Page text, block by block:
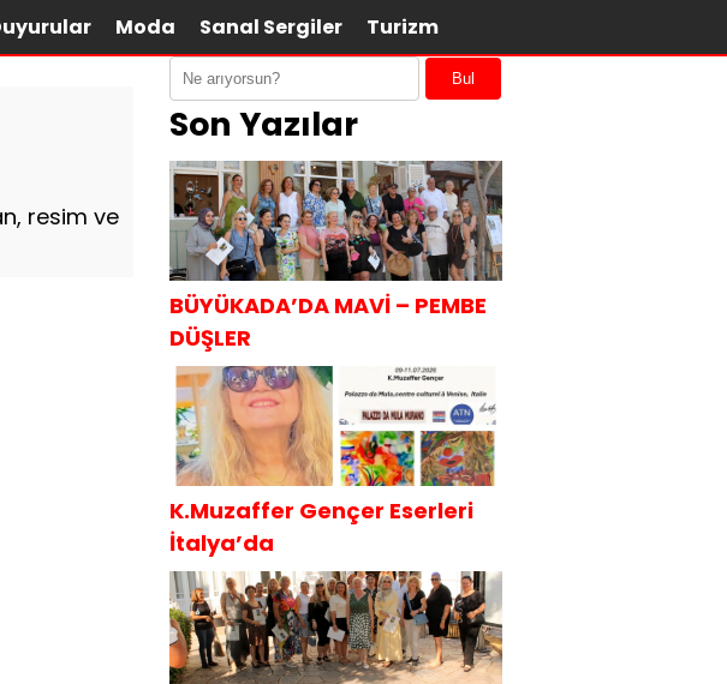
Moda Sanal Sergiler Turizm
resim ve
Bul
Son Yazılar
BÜYÜKADA’DA MAVİ – PEMBE
DÜŞLER
K.Muzaffer Gençer Eserleri
İtalya’da